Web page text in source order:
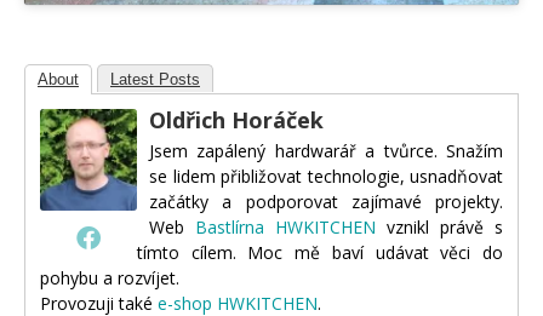
About Latest Posts
Oldřich Horáček
Jsem zapálený hardwarář a tvůrce. Snažím
se lidem přibližovat technologie, usnadňovat
začátky a podporovat zajímavé projekty.
Web Bastlírna HWKITCHEN vznikl právě s
tímto cílem. Moc mě baví udávat věci do
pohybu a rozvíjet.
Provozuji také e-shop HWKITCHEN.